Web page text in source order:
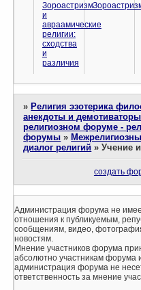
Зороастризм
и
авраамические
религии:
сходства
и
различия
» Религия эзотерика
анекдоты и
религиозном форуме -
форумы »
диалог религий »Учение
создать
Администрация форума не
отношения к публикуемым,
сообщениям, видео,
новостям.
Мнение участников форума
абсолютно участникам форума
администрация форума не
ответственность за мнение